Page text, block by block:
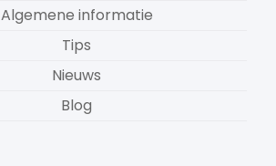
Algemene informatie
Tips
Nieuws
Blog